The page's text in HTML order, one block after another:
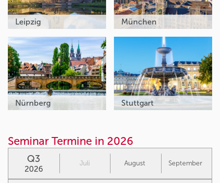
Leipzig München
Nürnberg Stuttgart
Seminar Termine in 2026
Q3
2026
Juli August September